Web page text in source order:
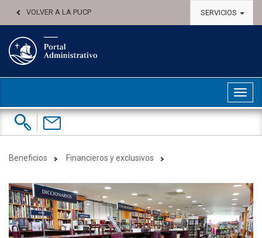
VOLVER A LA PUCP SERVICIOS
Buscar:
Contáctenos
Beneficios Financieros y exclusivos